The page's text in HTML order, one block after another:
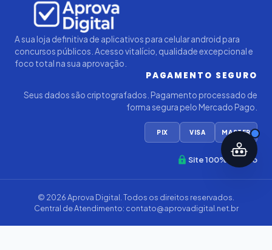
A sua loja definitiva de aplicativos para celular android para
concursos públicos. Acesso vitalício, qualidade excepcional e
foco total na sua aprovação.
PAGAMENTO SEGURO
Seus dados são criptografados. Pagamento processado de
forma segura pelo Mercado Pago.
PIX VISA MASTER
Site 100% Seguro
© 2026Aprova Digital . Todos os direitos reservados.
Central de Atendimento: contato@aprovadigital.net.br